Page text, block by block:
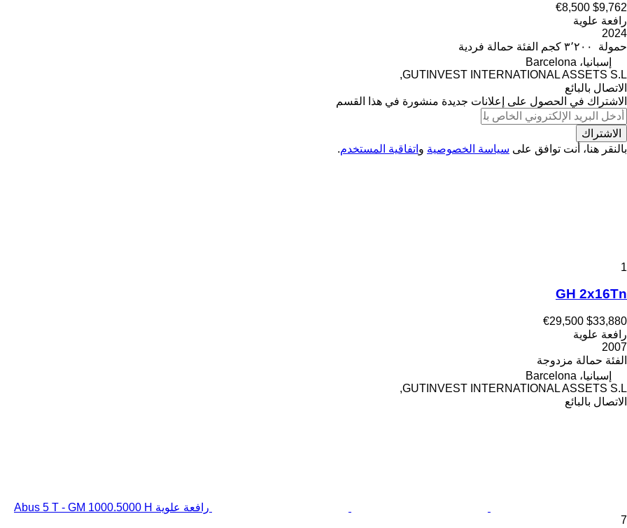
$9,762
€8,500
رافعة علوية
2024
حمولة
٣٬٢٠٠ كجم الفئة حمالة فردية
إسبانيا، Barcelona
GUTINVEST INTERNATIONAL ASSETS S.L,
الاتصال بالبائع
الاشتراك في الحصول على إعلانات جديدة منشورة في هذا القسم
الاشتراك
بالنقر هنا، أنت توافق على سياسة الخصوصية و اتفاقية المستخدم.
1
GH 2x16Tn
$33,880
€29,500
رافعة علوية
2007
الفئة حمالة مزدوجة
إسبانيا، Barcelona
GUTINVEST INTERNATIONAL ASSETS S.L,
الاتصال بالبائع
رافعة علوية Abus 5 T - GM 1000.5000 H
7